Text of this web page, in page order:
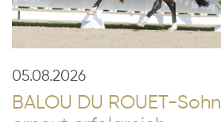
05.08.2026
BALOU DU ROUET-Sohn